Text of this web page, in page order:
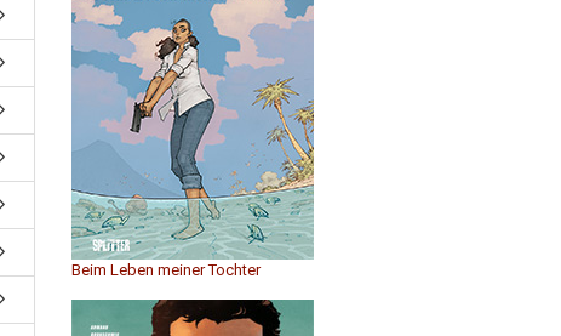
Beim Leben meiner Tochter